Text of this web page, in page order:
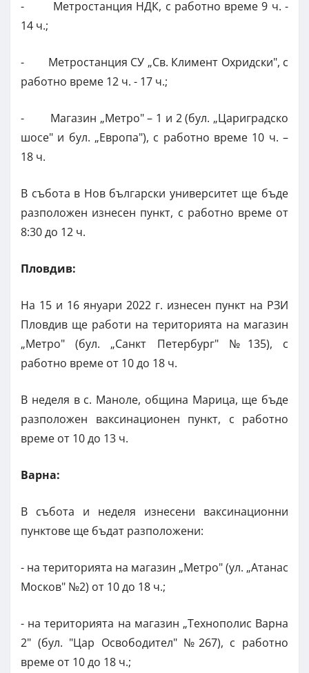
- Метростанция НДК, с работно време 9 ч. -
14 ч.;
- Метростанция СУ „Св. Климент Охридски", с
работно време 12 ч. - 17 ч.;
- Магазин „Метро" – 1 и 2 (бул. „Цариградско
шосе" и бул. „Европа"), с работно време 10 ч. –
18 ч.
В събота в Нов български университет ще бъде
разположен изнесен пункт, с работно време от
8:30 до 12 ч.
Пловдив:
На 15 и 16 януари 2022 г. изнесен пункт на РЗИ
Пловдив ще работи на територията на магазин
„Метро" (бул. „Санкт Петербург" №135), с
работно време от 10 до 18 ч.
В неделя в с. Маноле, община Марица, ще бъде
разположен ваксинационен пункт, с работно
време от 10 до 13 ч.
Варна:
В събота и неделя изнесени ваксинационни
пунктове ще бъдат разположени:
- на територията на магазин „Метро" (ул. „Атанас
Москов" №2) от 10 до 18 ч.;
- на територията на магазин „Технополис Варна
2" (бул. "Цар Освободител" №267), с работно
време от 10 до 18 ч.;